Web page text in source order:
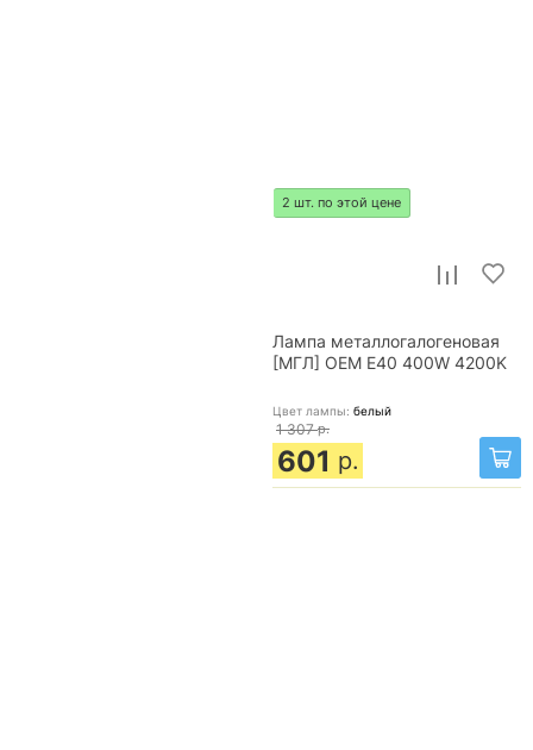
2 шт. по этой цене
Лампа металлогалогеновая
[МГЛ] OEM E40 400W 4200K
Цвет лампы: белый
1 307 р.
601 р.